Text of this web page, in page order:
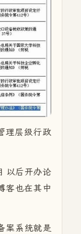
理层级行政
以后开办论
客也在其中
系统就是